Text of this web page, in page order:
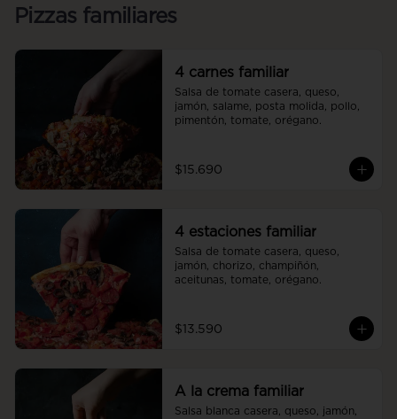
Pizzas familiares
4 carnes familiar
Salsa de tomate casera, queso,
jamón, salame, posta molida, pollo,
pimentón, tomate, orégano.
$15.690
4 estaciones familiar
Salsa de tomate casera, queso,
jamón, chorizo, champiñón,
aceitunas, tomate, orégano.
$13.590
A la crema familiar
Salsa blanca casera, queso, jamón,